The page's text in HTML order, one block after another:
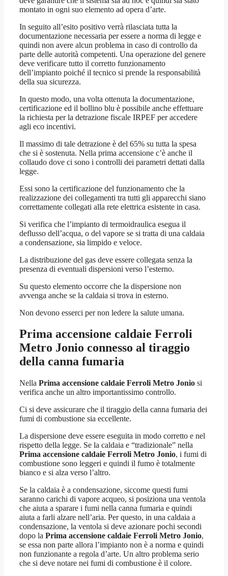
montato in ogni suo elemento ad opera d’arte.
In seguito all’esito positivo verrà rilasciata tutta la
documentazione necessaria per essere a norma di legge e
quindi non avere alcun problema in caso di controllo da
parte delle autorità competenti. Una operazione del genere
deve verificare tutto il corretto funzionamento
dell’impianto poiché il tecnico si prende la responsabilità
della sua sicurezza.
In questo modo, una volta ottenuta la documentazione,
certificazione ed il bollino blu è possibile anche effettuare
la richiesta per la detrazione fiscale IRPEF per accedere
agli eco incentivi.
Il massimo di tale detrazione è del 65% su tutta la spesa
che si è sostenuta. Nella prima accensione c’è anche il
collaudo dove ci sono i controlli dei parametri dettati dalla
legge.
Essi sono la certificazione del funzionamento che la
realizzazione dei collegamenti tra tutti gli apparecchi siano
correttamente collegati alla rete elettrica esistente in casa.
Si verifica che l’impianto di termoidraulica esegua il
deflusso dell’acqua, o del vapore se si tratta di una caldaia
a condensazione, sia limpido e veloce.
La distribuzione del gas deve essere collegata senza la
presenza di eventuali dispersioni verso l’esterno.
Su questo elemento occorre che la dispersione non
avvenga anche se la caldaia si trova in esterno.
Non devono esserci per non ledere la salute umana.
Prima accensione caldaie Ferroli
Metro Jonio connesso al tiraggio
della canna fumaria
Nella Prima accensione caldaie Ferroli Metro Jonio si
verifica anche un altro importantissimo controllo.
Ci si deve assicurare che il tiraggio della canna fumaria dei
fumi di combustione sia eccellente.
La dispersione deve essere eseguita in modo corretto e nel
rispetto della legge. Se la caldaia e “tradizionale” nella
Prima accensione caldaie Ferroli Metro Jonio, i fumi di
combustione sono leggeri e quindi il fumo è totalmente
bianco e si alza verso l’altro.
Se la caldaia è a condensazione, siccome questi fumi
saranno carichi di vapore acqueo, si posiziona una ventola
che aiuta a sparare i fumi nella canna fumaria e quindi
aiuta a farli alzare nell’aria. Per questo, in una caldaia a
condensazione, la ventola si deve azionare pochi secondi
dopo la Prima accensione caldaie Ferroli Metro Jonio,
se essa non parte allora l’impianto non è a norma e quindi
non funzionante a regola d’arte. Un altro problema serio
che si deve notare nei fumi di combustione è il colore.